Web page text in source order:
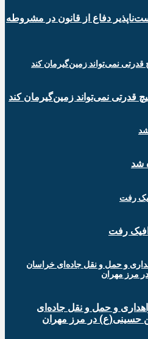
دفاع از قانون در مشروطه
قدرتی نمی‌تواند زمین‌گیرمان کند
شد
رفت
و حمل و نقل جاده‌ای
حسینی(ع) در مرز مهران